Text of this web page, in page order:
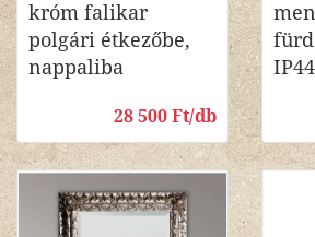
króm falikar
polgári étkezőbe,
nappaliba
28 500 Ft/db